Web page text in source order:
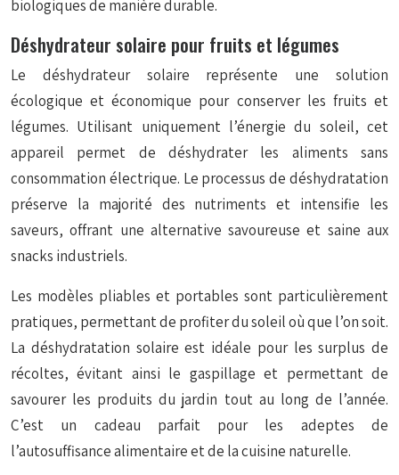
biologiques de manière durable.
Déshydrateur solaire pour fruits et légumes
Le déshydrateur solaire représente une solution
écologique et économique pour conserver les fruits et
légumes. Utilisant uniquement l’énergie du soleil, cet
appareil permet de déshydrater les aliments sans
consommation électrique. Le processus de déshydratation
préserve la majorité des nutriments et intensifie les
saveurs, offrant une alternative savoureuse et saine aux
snacks industriels.
Les modèles pliables et portables sont particulièrement
pratiques, permettant de profiter du soleil où que l’on soit.
La déshydratation solaire est idéale pour les surplus de
récoltes, évitant ainsi le gaspillage et permettant de
savourer les produits du jardin tout au long de l’année.
C’est un cadeau parfait pour les adeptes de
l’autosuffisance alimentaire et de la cuisine naturelle.